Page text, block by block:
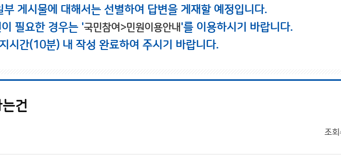
부 게시물에 대해서는 선별하여 답변을 게재할 예정입니다.
필요한 경우는 '국민참여>민원이용안내'를 이용하시기 바랍니다.
시간(10분) 내 작성 완료하여 주시기 바랍니다.
건
조회